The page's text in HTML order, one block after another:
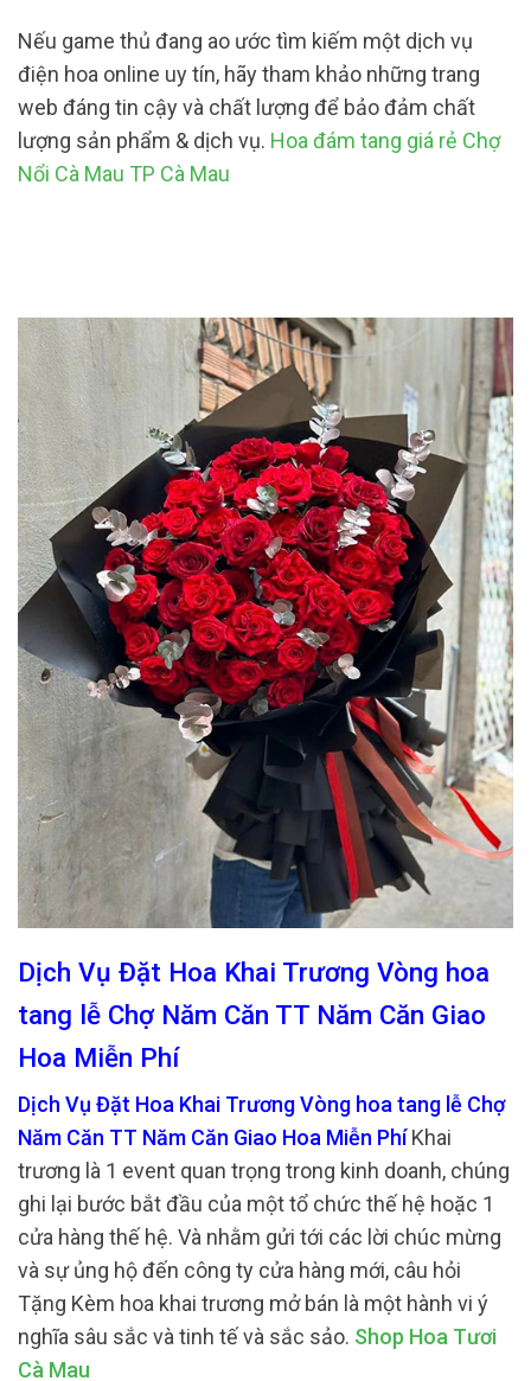
Nếu game thủ đang ao ước tìm kiếm một dịch vụ
điện hoa online uy tín, hãy tham khảo những trang
web đáng tin cậy và chất lượng để bảo đảm chất
lượng sản phẩm & dịch vụ. Hoa đám tang giá rẻ Chợ
Nổi Cà Mau TP Cà Mau
Dịch Vụ Đặt Hoa Khai Trương Vòng hoa
tang lễ Chợ Năm Căn TT Năm Căn Giao
Hoa Miễn Phí
Dịch Vụ Đặt Hoa Khai Trương Vòng hoa tang lễ Chợ
Năm Căn TT Năm Căn Giao Hoa Miễn PhíKhai
trương là 1 event quan trọng trong kinh doanh, chúng
ghi lại bước bắt đầu của một tổ chức thế hệ hoặc 1
cửa hàng thế hệ. Và nhằm gửi tới các lời chúc mừng
và sự ủng hộ đến công ty cửa hàng mới, câu hỏi
Tặng Kèm hoa khai trương mở bán là một hành vi ý
nghĩa sâu sắc và tinh tế và sắc sảo. Shop Hoa Tươi
Cà Mau